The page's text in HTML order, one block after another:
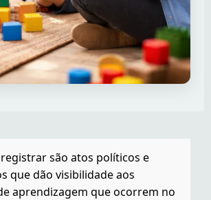
são atos políticos e
que dão visibilidade aos
aprendizagem que ocorrem no